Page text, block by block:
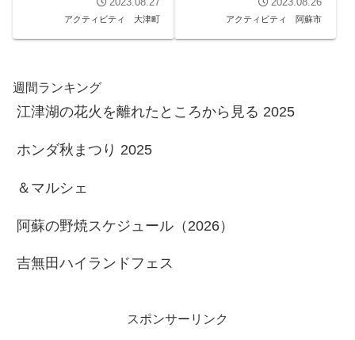
アクティビティ 大津町 アクティビティ 阿蘇市
週間ランキング
江津湖の花火を離れたところから見る 2025
ホンダ秋まつり 2025
＆マルシェ
阿蘇の野焼スケジュール（2026）
吉無田ハイランドフェス
スポンサーリンク